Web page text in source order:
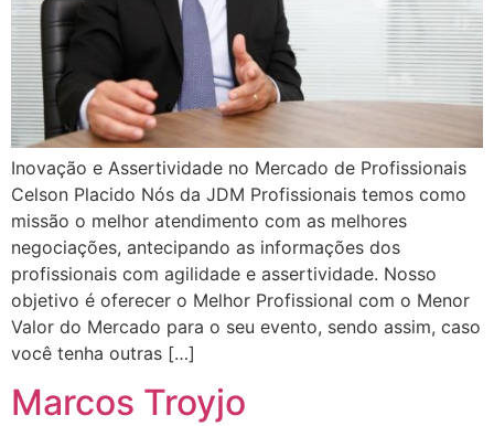
Inovação e Assertividade no Mercado de Profissionais
Celson Placido Nós da JDM Profissionais temos como
missão o melhor atendimento com as melhores
negociações, antecipando as informações dos
profissionais com agilidade e assertividade. Nosso
objetivo é oferecer o Melhor Profissional com o Menor
Valor do Mercado para o seu evento, sendo assim, caso
você tenha outras […]
Marcos Troyjo